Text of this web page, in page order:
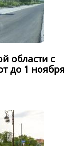
области с
до 1 ноября